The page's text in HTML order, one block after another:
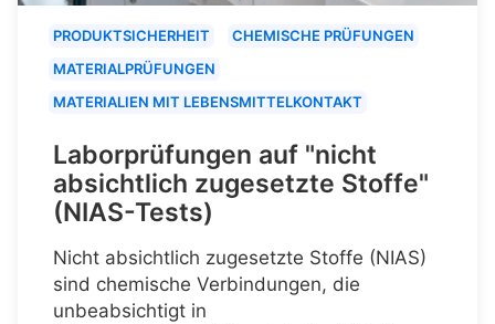
PRODUKTSICHERHEIT
CHEMISCHE PRÜFUNGEN
MATERIALPRÜFUNGEN
MATERIALIEN MIT LEBENSMITTELKONTAKT
Laborprüfungen auf "nicht
absichtlich zugesetzte Stoffe"
(NIAS-Tests)
Nicht absichtlich zugesetzte Stoffe (NIAS)
sind chemische Verbindungen, die
unbeabsichtigt in